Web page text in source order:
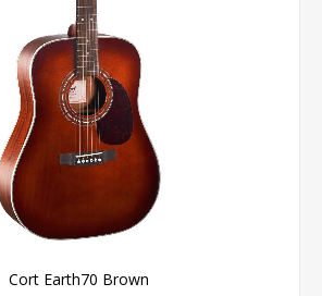
Cort Earth70 Brown